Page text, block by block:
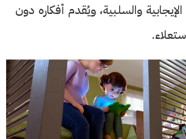
والسلبية، ويُقدم أفكاره دون